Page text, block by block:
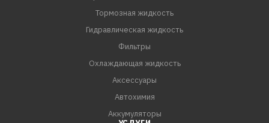
3. Для удобства применения используйте
прилагающуюся удлинительную трубочку.
Тормозная жидкость
Гидравлическая жидкость
Фильтры
Охлаждающая жидкость
Аксессуары
Автохимия
Аккумуляторы